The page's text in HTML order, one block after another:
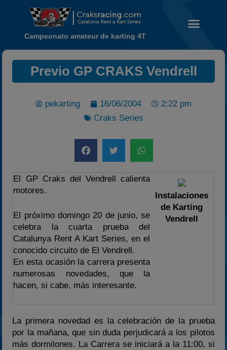
Calendario
Carreras finalizadas
Campeonato
Temporadas anteriores
2022
Campeonato amateur de karting 4T
Previo GP CRAKS Vendrell
pekarting 16/06/2004
2:22 pm
Craks Series
El GP Craks del Vendrell calienta
motores.
El próximo domingo 20 de junio, se
celebra la cuarta prueba del
Catalunya Rent A Kart Series, en el
conocido circuito de El Vendrell.
En esta ocasión la carrera presenta
numerosas novedades, que la
hacen, si cabe, más interesante.
Instalaciones
de Karting
Vendrell
La primera novedad es la celebración de la prueba
por la mañana, que sin duda perjudicará a los pilotos
más dormilones. La Carrera se iniciará a la 11:00, si